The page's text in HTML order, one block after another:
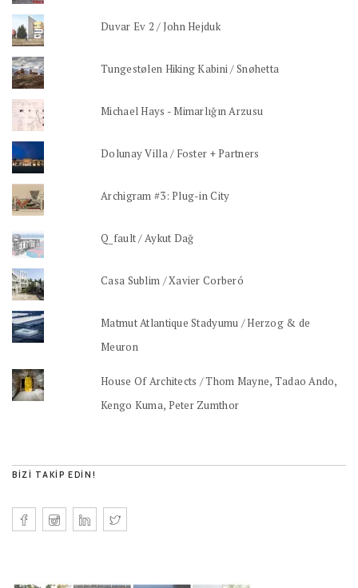
Duvar Ev 2 / John Hejduk
Tungestølen Hiking Kabini / Snøhetta
Michael Hays - Mimarlığın Arzusu
Dolunay Villa / Foster + Partners
Archigram #3: Plug-in City
Q_fault / Aykut Dağ
Casa Sublim / Xavier Corberó
Matmut Atlantique Stadyumu / Herzog & de
Meuron
House Of Architects / Thom Mayne, Tadao Ando,
Kengo Kuma, Peter Zumthor
BIZI TAKIP EDIN!